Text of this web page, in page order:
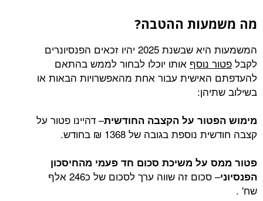
מה משמעות ההטבה?
המשמעות היא שבשנת 2025 יהיו זכאים הפנסיונרים
לקבל פטור נוסף אותו יוכלו לבחור לממש בהתאם
להעדפתם האישית עבור אחת מהאפשרויות הבאות או
בשילוב שתיהן:
מימוש הפטור על הקצבה החודשית– דהיינו פטור על
קצבה חודשית נוספת בגובה של 1368 ₪ בחודש.
פטור ממס על משיכת סכום חד פעמי מהחיסכון
הפנסיוני
– סכום זה שווה ערך לסכום של כ246 אלף
שח' .